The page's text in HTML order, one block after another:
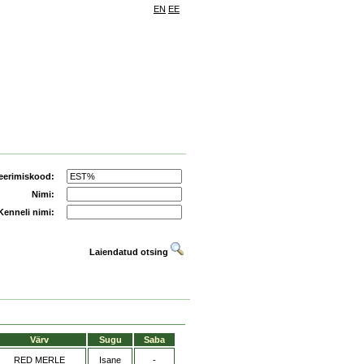
EN EE
Nimi:
nimi:
Laiendatud otsing
Värv Sugu Saba
RED MERLE Isane -